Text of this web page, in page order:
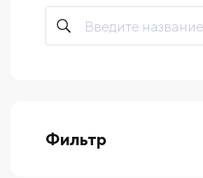
Фильтр